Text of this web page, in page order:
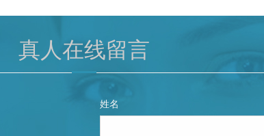
真人在线留言
姓名